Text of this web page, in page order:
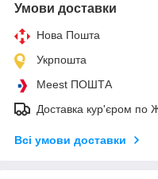
Умови доставки
Нова Пошта
Укрпошта
Meest ПОШТА
Доставка кур'єром по
Всі умови доставки